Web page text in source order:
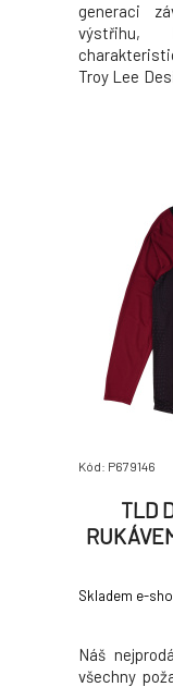
generaci
výstřihu,
Troy Lee
Kód: P679146
TLD
BLK /
Skladem e-
Náš
všechny